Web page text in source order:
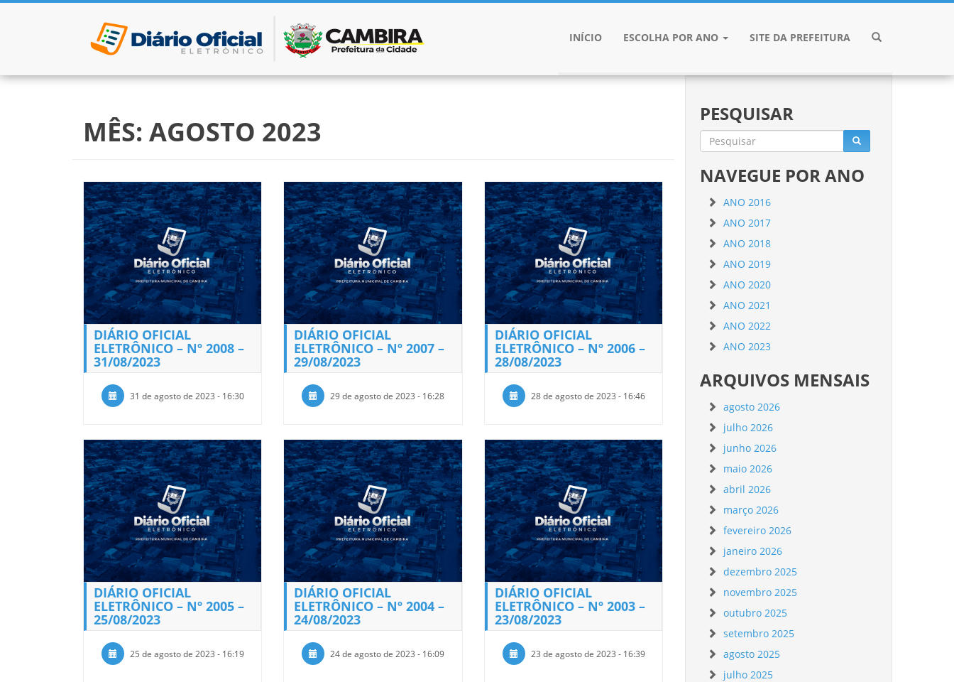
INÍCIO ESCOLHA POR ANO SITE DA PREFEITURA
MÊS: AGOSTO 2023
DIÁRIO OFICIAL
ELETRÔNICO – Nº 2008 –
31/08/2023
31 de agosto de 2023 - 16:30
DIÁRIO OFICIAL
ELETRÔNICO – Nº 2007 –
29/08/2023
29 de agosto de 2023 - 16:28
DIÁRIO OFICIAL
ELETRÔNICO – Nº 2006 –
28/08/2023
28 de agosto de 2023 - 16:46
DIÁRIO OFICIAL
ELETRÔNICO – Nº 2005 –
25/08/2023
25 de agosto de 2023 - 16:19
DIÁRIO OFICIAL
ELETRÔNICO – Nº 2004 –
24/08/2023
24 de agosto de 2023 - 16:09
DIÁRIO OFICIAL
ELETRÔNICO – Nº 2003 –
23/08/2023
23 de agosto de 2023 - 16:39
PESQUISAR
NAVEGUE POR ANO
ANO 2016
ANO 2017
ANO 2018
ANO 2019
ANO 2020
ANO 2021
ANO 2022
ANO 2023
ARQUIVOS MENSAIS
agosto 2026
julho 2026
junho 2026
maio 2026
abril 2026
março 2026
fevereiro 2026
janeiro 2026
dezembro 2025
novembro 2025
outubro 2025
setembro 2025
agosto 2025
julho 2025